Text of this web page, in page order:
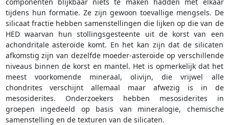
tijdens hun formatie. Ze zijn gewoon toevallige mengsels. De
silicaat fractie hebben samenstellingen die lijken op die van de
HED waarvan hun stollingsgesteente uit de korst van een
achondritale asteroïde komt. En het kan zijn dat de silicaten
afkomstig zijn van dezelfde moeder-asteroïde op verschillende
niveaus binnen de korst en mantel. Het is opmerkelijk dat het
meest voorkomende mineraal, olivijn, die vrijwel alle
chondrites verschijnt allemaal maar afwezig is in de
mesosiderites. Onderzoekers hebben mesosiderites in
groepen ingedeeld op basis van mineralogie, chemische
samenstelling en de texturen van de silicaten.